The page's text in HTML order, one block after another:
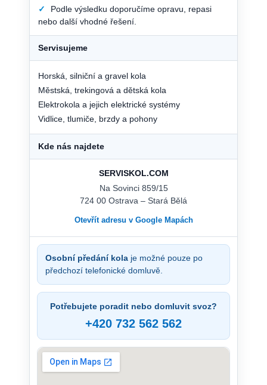
✓
Podle výsledku doporučíme opravu, repasi
nebo další vhodné řešení.
Servisujeme
Horská, silniční a gravel kola
Městská, trekingová a dětská kola
Elektrokola a jejich elektrické systémy
Vidlice, tlumiče, brzdy a pohony
Kde nás najdete
SERVISKOL.COM
Na Sovinci 859/15
724 00 Ostrava – Stará Bělá
Otevřít adresu v Google Mapách
Osobní předání kola je možné pouze po
předchozí telefonické domluvě.
Potřebujete poradit nebo domluvit svoz?
+420 732 562 562